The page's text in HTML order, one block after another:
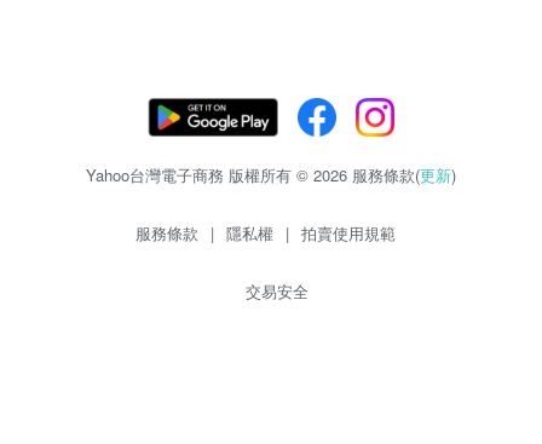
Yahoo台灣電子商務 版權所有 © 2026 服務條款(更新)
服務條款 | 隱私權 | 拍賣使用規範
交易安全